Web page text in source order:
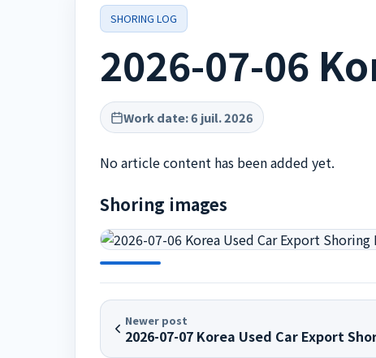
SHORING LOG
2026-07-06
Work date:6 juil. 2026
No article content has been added yet.
Shoring images
Newer post
2026-07-07 Korea Used Car Export